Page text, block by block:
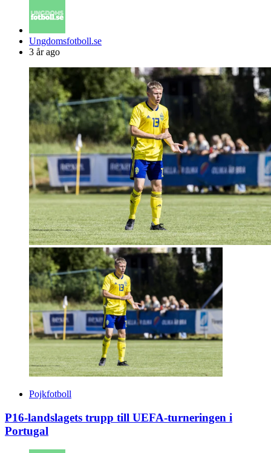
Posted
by
Ungdomsfotboll.se
3 år ago
Pojkfotboll
P16-landslagets trupp till UEFA-turneringen i
Portugal